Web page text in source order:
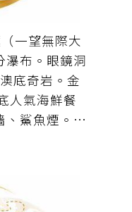
一望無際大
瀑布。眼鏡洞
底奇岩。金
人氣海鮮餐
、鯊魚煙。車
/桌＝900元